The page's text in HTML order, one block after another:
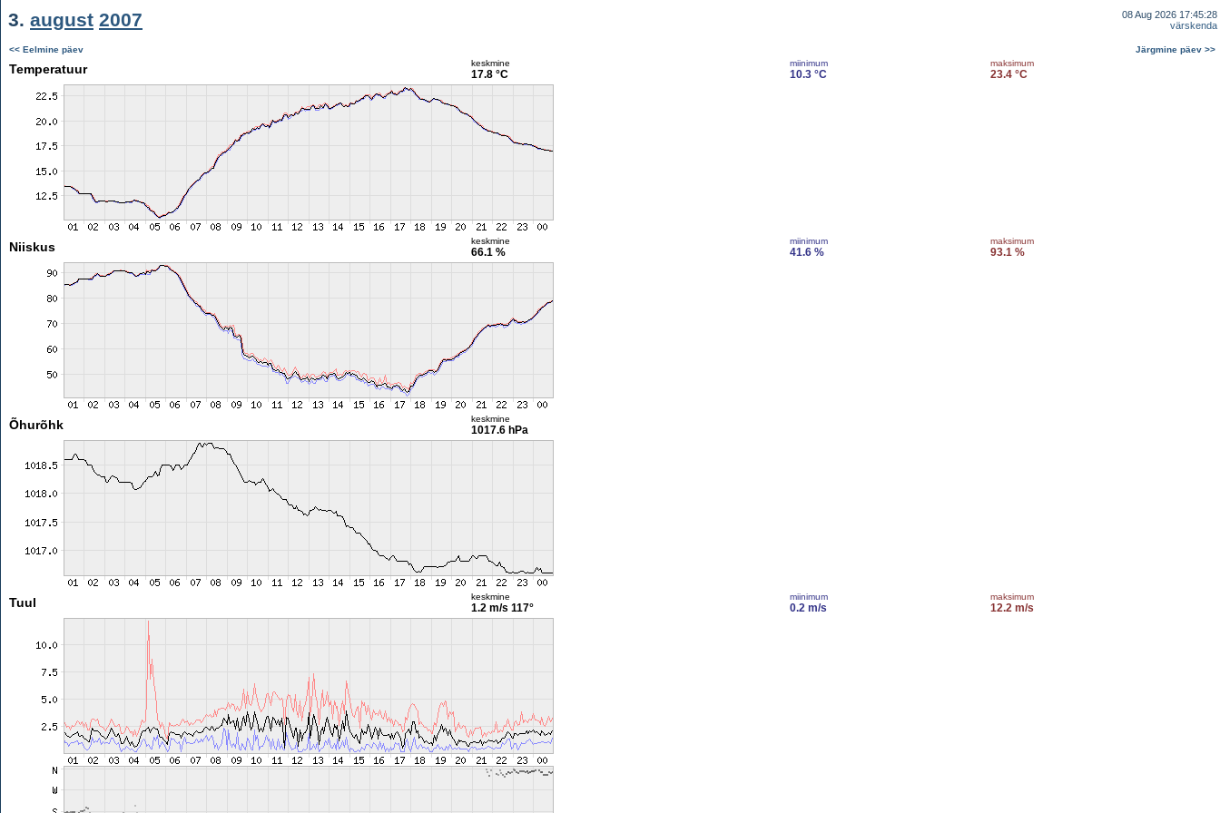
3. august 2007
08 Aug 2026 17:45:28
värskenda
<< Eelmine päev Järgmine päev >>
Temperatuur keskmine
17.8 °C
miinimum
10.3 °C
maksimum
23.4 °C
Niiskus keskmine
66.1 %
miinimum
41.6 %
maksimum
93.1 %
Õhurõhk keskmine
1017.6 hPa
Tuul keskmine
1.2 m/s 117°
miinimum
0.2 m/s
maksimum
12.2 m/s